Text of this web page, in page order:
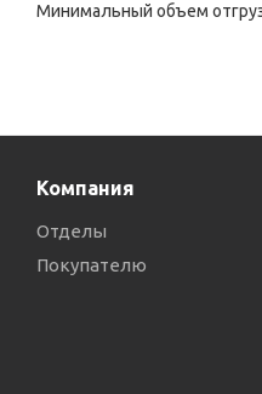
Минимальный объем
Компания
Отделы
Покупателю